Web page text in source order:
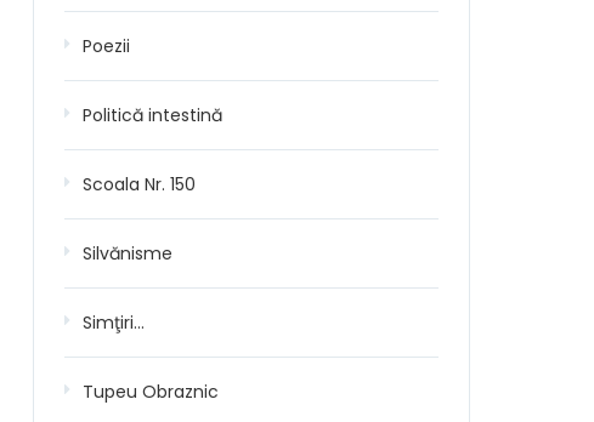
Poezii
Politică intestină
Scoala Nr. 150
Silvănisme
Simţiri…
Tupeu Obraznic